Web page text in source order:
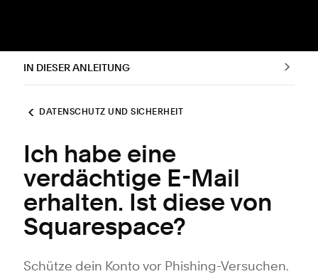
IN DIESER ANLEITUNG
DATENSCHUTZ UND SICHERHEIT
Ich habe eine
verdächtige E-Mail
erhalten. Ist diese von
Squarespace?
Schütze dein Konto vor Phishing-Versuchen.